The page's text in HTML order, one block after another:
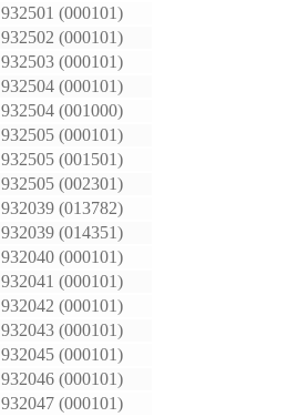
932501 (000101)
932502 (000101)
932503 (000101)
932504 (000101)
932504 (001000)
932505 (000101)
932505 (001501)
932505 (002301)
932039 (013782)
932039 (014351)
932040 (000101)
932041 (000101)
932042 (000101)
932043 (000101)
932045 (000101)
932046 (000101)
932047 (000101)